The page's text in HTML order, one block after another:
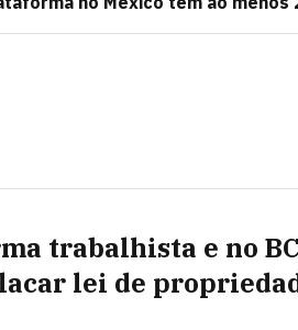
trabalhista e no
lei de